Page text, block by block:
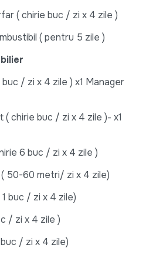
( chirie buc / zi x 4 zile )
( pentru 5 zile )
/ zi x 4 zile ) x1 Manager
chirie buc / zi x 4 zile )- x1
6 buc / zi x 4 zile )
( 50-60 metri/ zi x 4 zile)
buc / zi x 4 zile)
/ zi x 4 zile )
/ zi x 4 zile)